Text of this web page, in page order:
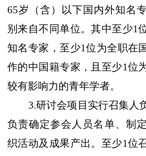
65岁（含）以下国内外知名
别来自不同单位。其中至少1
知名专家，至少1位为全职在
作的中国籍专家，且至少1位
较有影响力的青年学者。
3.研讨会项目实行召集人
负责确定参会人员名单、制
织活动及成果产出。至少1位